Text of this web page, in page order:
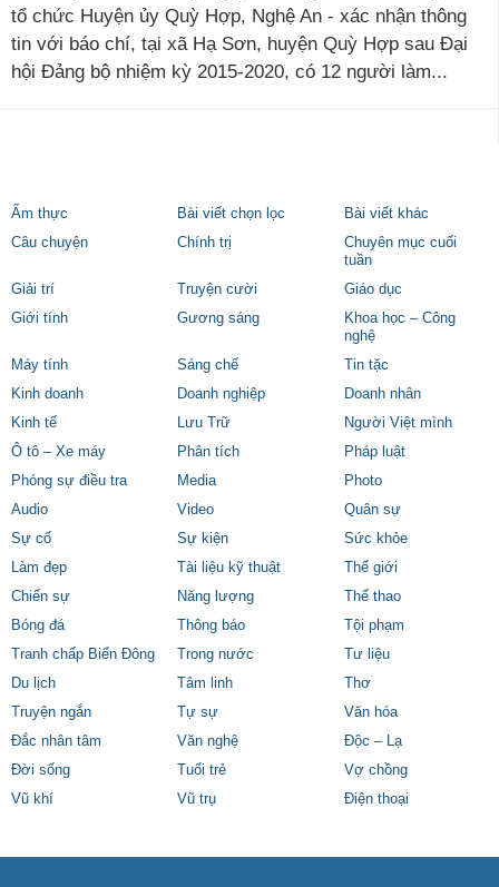
tổ chức Huyện ủy Quỳ Hợp, Nghệ An - xác nhận thông
tin với báo chí, tại xã Hạ Sơn, huyện Quỳ Hợp sau Đại
hội Đảng bộ nhiệm kỳ 2015-2020, có 12 người làm...
Ẩm thực Bài viết chọn lọc
Bài viết khác
Câu chuyện
Chính trị
Chuyên mục cuối
tuần
Giải trí
Truyện cười
Giáo dục
Giới tính
Gương sáng
Khoa học – Công
nghệ
Máy tính
Sáng chế
Tin tặc
Kinh doanh
Doanh nghiệp
Doanh nhân
Kinh tế
Lưu Trữ
Người Việt mình
Ô tô – Xe máy
Phân tích
Pháp luật
Phóng sự điều tra
Media
Photo
Audio
Video
Quân sự
Sự cố
Sự kiện
Sức khỏe
Làm đẹp
Tài liệu kỹ thuật
Thế giới
Chiến sự
Năng lượng
Thể thao
Bóng đá
Thông báo
Tội phạm
Tranh chấp Biển Đông
Trong nước
Tư liệu
Du lịch
Tâm linh
Thơ
Truyện ngắn
Tự sự
Văn hóa
Đắc nhân tâm
Văn nghệ
Độc – Lạ
Đời sống
Tuổi trẻ
Vợ chồng
Vũ khí
Vũ trụ Điện thoại